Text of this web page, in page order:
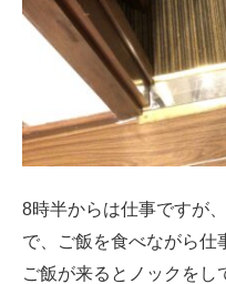
8時半からは仕事ですが
で、ご飯を食べながら仕
ご飯が来るとノックをし